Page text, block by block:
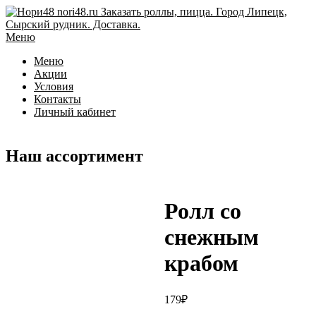
Перейти
к
содержимому
Меню
Меню
Акции
Условия
Контакты
Личный кабинет
Наш ассортимент
Ролл со
снежным
крабом
179₽